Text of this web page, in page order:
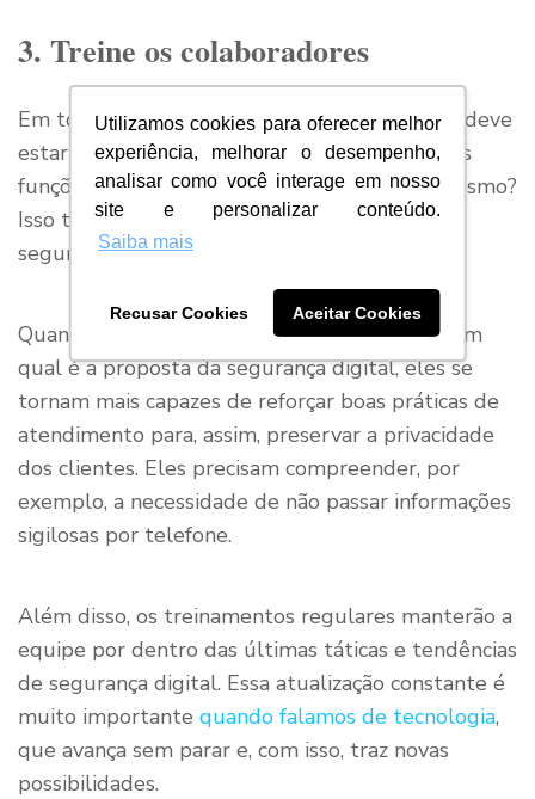
Utilizamos cookies para oferecer melhor
experiência, melhorar o desempenho,
analisar como você interage em nosso
site e personalizar conteúdo.
Saiba mais
Recusar Cookies Aceitar Cookies
3. Treine os colaboradores
Em todas as instâncias da organização, o time deve
estar devidamente treinado para cumprir suas
funções da melhor maneira possível, não é mesmo?
Isso também se estende para o assunto da
segurança digital.
Quando os colaboradores realmente entendem
qual é a proposta da segurança digital, eles se
tornam mais capazes de reforçar boas práticas de
atendimento para, assim, preservar a privacidade
dos clientes. Eles precisam compreender, por
exemplo, a necessidade de não passar informações
sigilosas por telefone.
Além disso, os treinamentos regulares manterão a
equipe por dentro das últimas táticas e tendências
de segurança digital. Essa atualização constante é
muito importante quando falamos de tecnologia,
que avança sem parar e, com isso, traz novas
possibilidades.